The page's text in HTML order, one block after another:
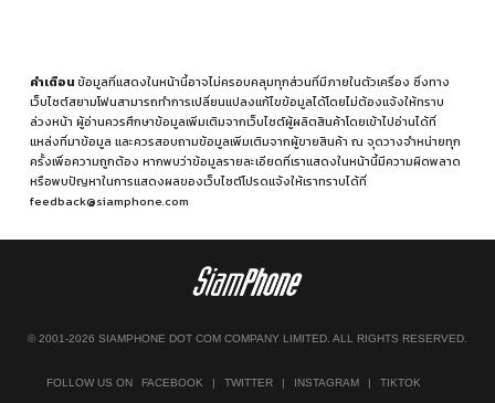
คำเตือนข้อมูลที่แสดงในหน้านี้อาจไม่ครอบคลุมทุกส่วนที่มีภายในตัวเครื่อง ซึ่งทาง
เว็บไซต์สยามโฟนสามารถทำการเปลี่ยนแปลงแก้ไขข้อมูลได้โดยไม่ต้องแจ้งให้ทราบ
ล่วงหน้า ผู้อ่านควรศึกษาข้อมูลเพิ่มเติมจากเว็บไซต์ผู้ผลิตสินค้าโดยเข้าไปอ่านได้ที่
แหล่งที่มาข้อมูล และควรสอบถามข้อมูลเพิ่มเติมจากผู้ขายสินค้า ณ จุดวางจำหน่ายทุก
ครั้งเพื่อความถูกต้อง หากพบว่าข้อมูลรายละเอียดที่เราแสดงในหน้านี้มีความผิดพลาด
หรือพบปัญหาในการแสดงผลของเว็บไซต์โปรดแจ้งให้เราทราบได้ที่
feedback@siamphone.com
© 2001-2026 SIAMPHONE DOT COM COMPANY LIMITED. ALL RIGHTS RESERVED.
FOLLOW US ON FACEBOOK | TWITTER | INSTAGRAM | TIKTOK